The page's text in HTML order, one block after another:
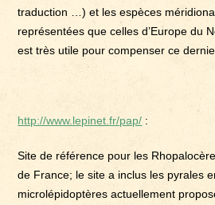
traduction …) et les espèces
représentées que celles d’Europe du
est très utile pour compenser ce
http://www.lepinet.fr/pap/ :
Site de référence pour les
de France; le site a inclus les pyrales
microlépidoptères actuellement